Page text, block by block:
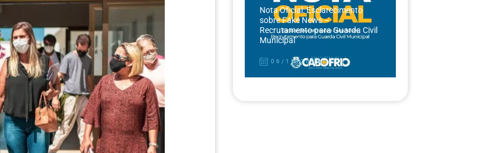
Nota Oficial: Esclarecimento
sobre Fake News –
Recrutamento para Guarda Civil
Municipal
06/12/2024